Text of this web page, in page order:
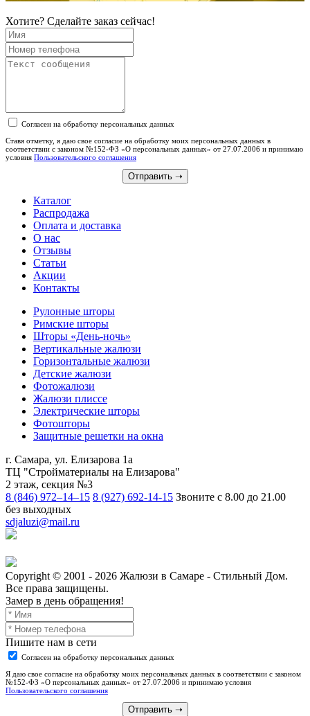
Хотите? Сделайте заказ сейчас!
Согласен на обработку персональных данных
Ставя отметку, я даю свое согласие на обработку моих персональных данных в
соответствии с законом №152-ФЗ «О персональных данных» от 27.07.2006 и принимаю
условия Пользовательского соглашения
Отправить➝
Каталог
Распродажа
Оплата и доставка
О нас
Отзывы
Статьи
Акции
Контакты
Рулонные шторы
Римские шторы
Шторы «День-ночь»
Вертикальные жалюзи
Горизонтальные жалюзи
Детские жалюзи
Фотожалюзи
Жалюзи плиссе
Электрические шторы
Фотошторы
Защитные решетки на окна
г. Самара, ул. Елизарова 1а
ТЦ "Стройматериалы на Елизарова"
2 этаж, секция №3
8 (846) 972–14–15 8 (927) 692-14-15 Звоните с 8.00 до 21.00
без выходных
sdjaluzi@mail.ru
Copyright © 2001 - 2026 Жалюзи в Самаре - Стильный Дом.
Все права защищены.
Замер в день обращения!
Пишите нам в сети
Согласен на обработку персональных данных
Я даю свое согласие на обработку моих персональных данных в соответствии с законом
№152-ФЗ «О персональных данных» от 27.07.2006 и принимаю условия
Пользовательского соглашения
Отправить➝